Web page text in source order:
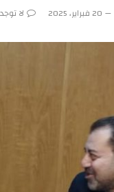
20 فبراير، 2025 لا